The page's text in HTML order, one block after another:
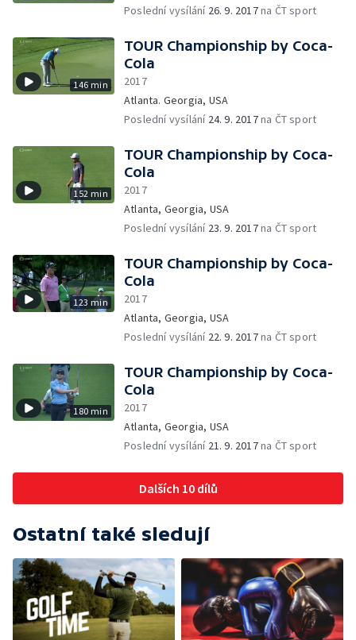
Poslední vysílání 26. 9. 2017na ČT sport
146 min
TOUR Championship by Coca-
Cola
2017
Atlanta. Georgia, USA
Poslední vysílání 24. 9. 2017na ČT sport
152 min
TOUR Championship by Coca-
Cola
2017
Atlanta, Georgia, USA
Poslední vysílání 23. 9. 2017na ČT sport
123 min
TOUR Championship by Coca-
Cola
2017
Atlanta, Georgia, USA
Poslední vysílání 22. 9. 2017na ČT sport
180 min
TOUR Championship by Coca-
Cola
2017
Atlanta, Georgia, USA
Poslední vysílání 21. 9. 2017na ČT sport
Dalších 10 dílů
Ostatní také sledují